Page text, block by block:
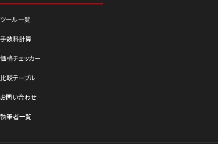
ツール一覧
手数料計算
価格チェッカー
比較テーブル
お問い合わせ
執筆者一覧